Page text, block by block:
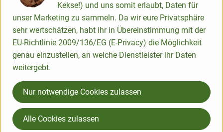
Herkunft
Hersteller: greenorganics
Deutschland
greenorganics
Kekse!) und uns somit erlaubt, Daten für
unser Marketing zu sammeln. Da wir eure Privatsphäre
sehr wertschätzen, habt ihr in Übereinstimmung mit der
EU-Richtlinie 2009/136/EG (E-Privacy) die Möglichkeit
genau einzustellen, an welche Dienstleister ihr Daten
weitergebt.
Nur notwendige Cookies zulassen
Alle Cookies zulassen